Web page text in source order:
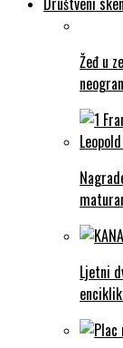
Žeđ u
Ljetni